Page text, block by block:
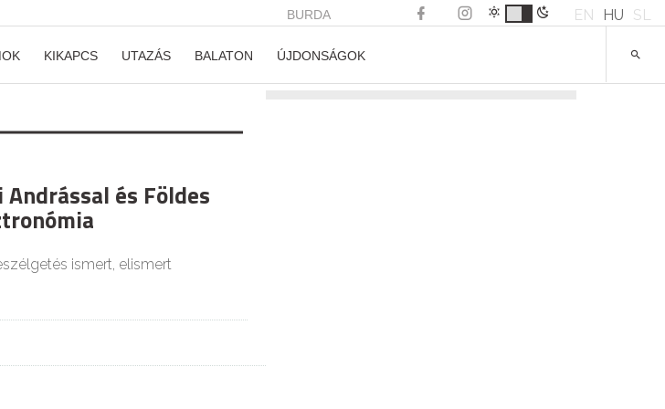
BURDA EN HU SL
KIKAPCS UTAZÁS BALATON ÚJDONSÁGOK
és Földes
ismert, elismert